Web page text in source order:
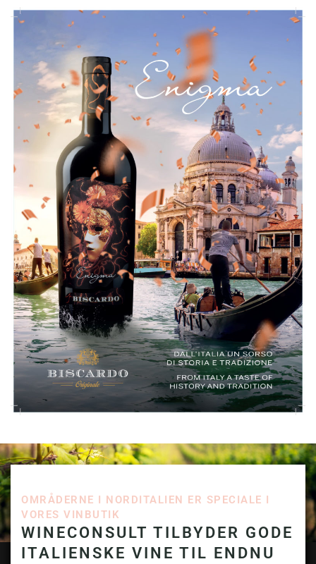
OMRÅDERNE I NORDITALIEN ER SPECIALE I
VORES VINBUTIK
WINECONSULT TILBYDER GODE
ITALIENSKE VINE TIL ENDNU